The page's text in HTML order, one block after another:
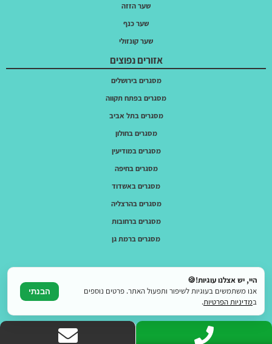
שער הזזה
שער כנף
שער קונזולי
אזורים נפוצים
מסגרים בירושלים
מסגרים בפתח תקווה
מסגרים בתל אביב
מסגרים בחולון
מסגרים במודיעין
מסגרים בחיפה
מסגרים באשדוד
מסגרים בהרצליה
מסגרים ברחובות
מסגרים ברמת גן
היי, יש אצלנו עוגיות!🍪
אנו משתמשים בעוגיות לשיפור ותפעול האתר. פרטים נוספים
במדיניות הפרטיות.
הבנתי